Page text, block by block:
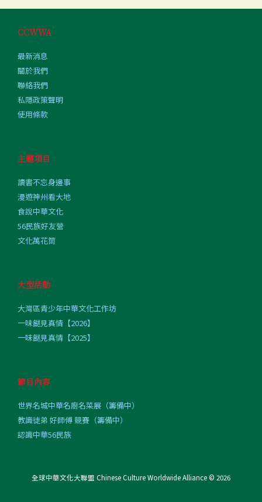
CCWWA
最新消息
關於我們
聯絡我們
私隱政策聲明
使用條款
主題項目
讀書不忘身邊事
漫遊神州看大地
食說中華文化
56民族好友營
文化萬花筒
大型活動
大灣區青少年中華文化工作坊
一味餸見真情【2026】
一味餸見真情【2025】
節目內容
世界名城中華名廚名菜展（籌備中）
教識徒弟 好師傅 競賽（籌備中）
認識中華56民族
全球中華文化大聯盟 Chinese Culture Worldwide Alliance © 2026